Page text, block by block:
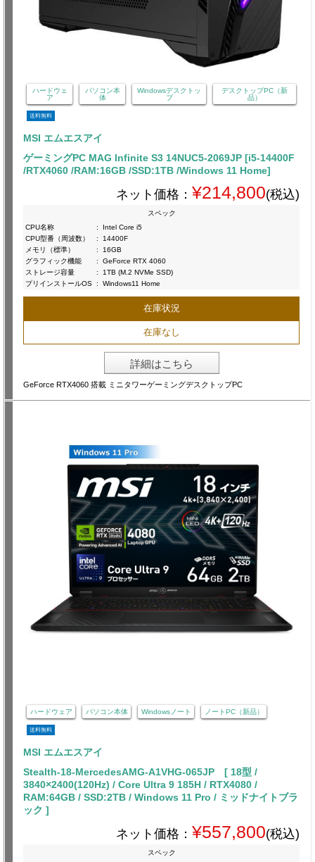
ハードウェ
ア
パソコン本
体
Windowsデスクトッ
プ
デスクトップPC（新
品）
送料無料
MSI エムエスアイ
ゲーミングPC MAG Infinite S3 14NUC5-2069JP [i5-14400F
/RTX4060 /RAM:16GB /SSD:1TB /Windows 11 Home]
ネット価格： ¥214,800(税込)
スペック
CPU名称
:
Intel Core i5
CPU型番（周波数）
:
14400F
メモリ（標準）
:
16GB
グラフィック機能
:
GeForce RTX 4060
ストレージ容量
:
1TB (M.2 NVMe SSD)
プリインストールOS : Windows11 Home
在庫状況
在庫なし
詳細はこちら
GeForce RTX4060 搭載 ミニタワーゲーミングデスクトップPC
ハードウェア パソコン本体 Windowsノート ノートPC（新品）
送料無料
MSI エムエスアイ
Stealth-18-MercedesAMG-A1VHG-065JP [ 18型 /
3840×2400(120Hz) / Core Ultra 9 185H / RTX4080 /
RAM:64GB / SSD:2TB / Windows 11 Pro / ミッドナイトブラ
ック ]
ネット価格： ¥557,800(税込)
スペック